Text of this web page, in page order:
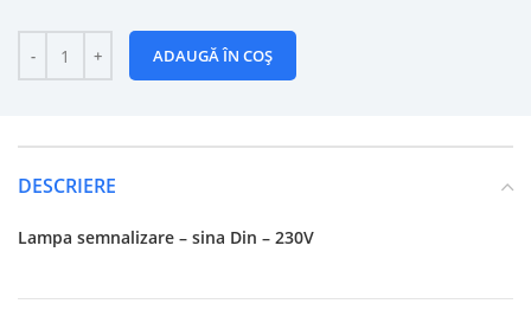
ADAUGĂ ÎN COȘ
DESCRIERE
Lampa semnalizare – sina Din – 230V